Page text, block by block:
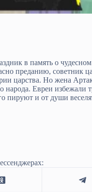
в память о
преданию, советник
царства. Но жена
народа. Евреи
пируют и от души